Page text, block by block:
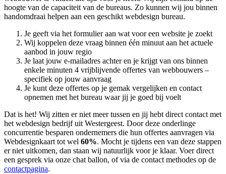
hoogte van de capaciteit van de bureaus. Zo kunnen wij jou binnen
handomdraai helpen aan een geschikt webdesign bureau.
Je geeft via het formulier aan wat voor een website je zoekt
Wij koppelen deze vraag binnen één minuut aan het actuele
aanbod in jouw regio
Je laat jouw e-mailadres achter en je krijgt van ons binnen
enkele minuten 4 vrijblijvende offertes van webbouwers –
specifiek op jouw aanvraag
Je kunt deze offertes op je gemak vergelijken en contact
opnemen met het bureau waar jij je goed bij voelt
Dat is het! Wij zitten er niet meer tussen en jij hebt direct contact met
het webdesign bedrijf uit Westergeest. Door deze onderlinge
concurrentie besparen ondernemers die hun offertes aanvragen via
Webdesignkaart tot wel 60%. Mocht je tijdens een van deze stappen
er niet uitkomen, dan staan wij natuurlijk voor je klaar. Voer direct
een gesprek via onze chat ballon, of via de contact methodes op de
contactpagina.